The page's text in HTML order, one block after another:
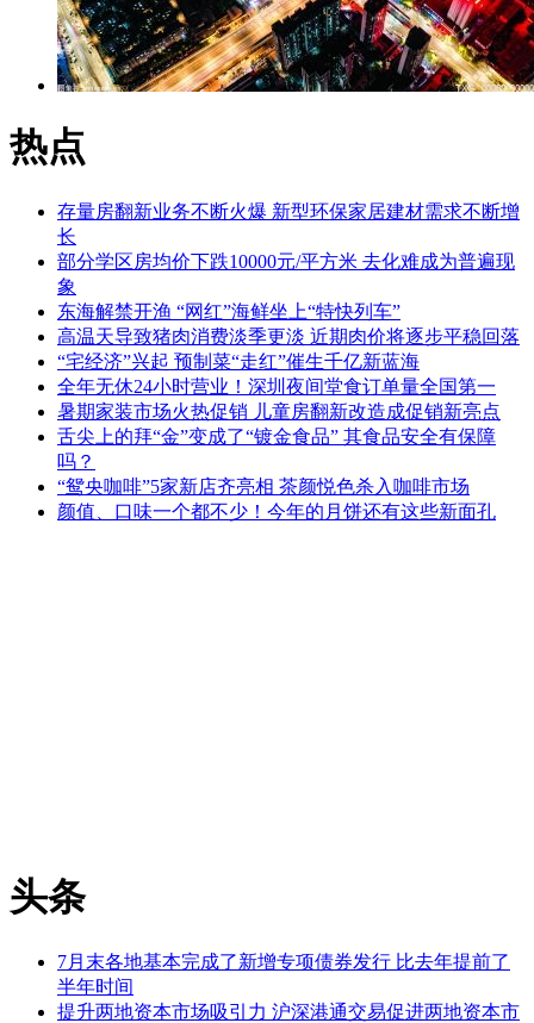
热点
存量房翻新业务不断火爆 新型环保家居建材需求不断增
长
部分学区房均价下跌10000元/平方米 去化难成为普遍现
象
东海解禁开渔 “网红”海鲜坐上“特快列车”
高温天导致猪肉消费淡季更淡 近期肉价将逐步平稳回落
“宅经济”兴起 预制菜“走红”催生千亿新蓝海
全年无休24小时营业！深圳夜间堂食订单量全国第一
暑期家装市场火热促销 儿童房翻新改造成促销新亮点
舌尖上的拜“金”变成了“镀金食品” 其食品安全有保障
吗？
“鸳央咖啡”5家新店齐亮相 茶颜悦色杀入咖啡市场
颜值、口味一个都不少！今年的月饼还有这些新面孔
头条
7月末各地基本完成了新增专项债券发行 比去年提前了
半年时间
提升两地资本市场吸引力 沪深港通交易促进两地资本市